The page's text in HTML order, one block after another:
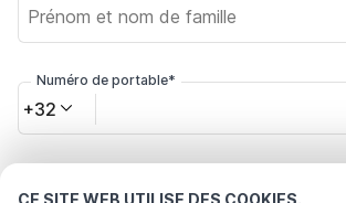
CE SITE WEB UTILISE DES COOKIES.
Numéro de portable*
+32